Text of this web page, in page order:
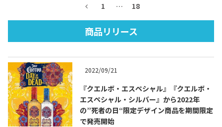
1 … 18
商品リリース
2022/09/21
『クエルボ・エスペシャル』『クエルボ・
エスペシャル・シルバー』から2022年
の”死者の日“限定デザイン商品を期間限定
で発売開始